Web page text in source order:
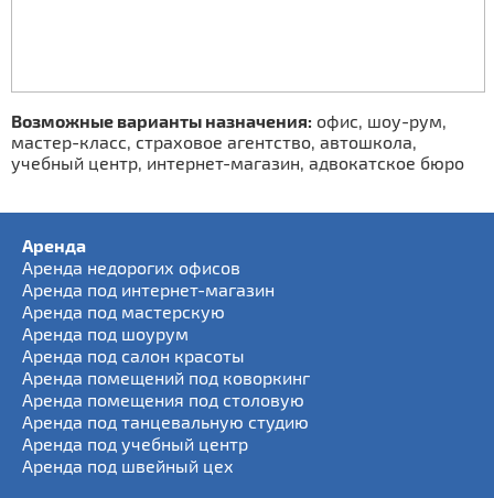
Возможные варианты назначения: офис, шоу-рум,
мастер-класс, страховое агентство, автошкола,
учебный центр, интернет-магазин, адвокатское бюро
Аренда
Аренда недорогих офисов
Аренда под интернет-магазин
Аренда под мастерскую
Аренда под шоурум
Аренда под салон красоты
Аренда помещений под коворкинг
Аренда помещения под столовую
Аренда под танцевальную студию
Аренда под учебный центр
Аренда под швейный цех